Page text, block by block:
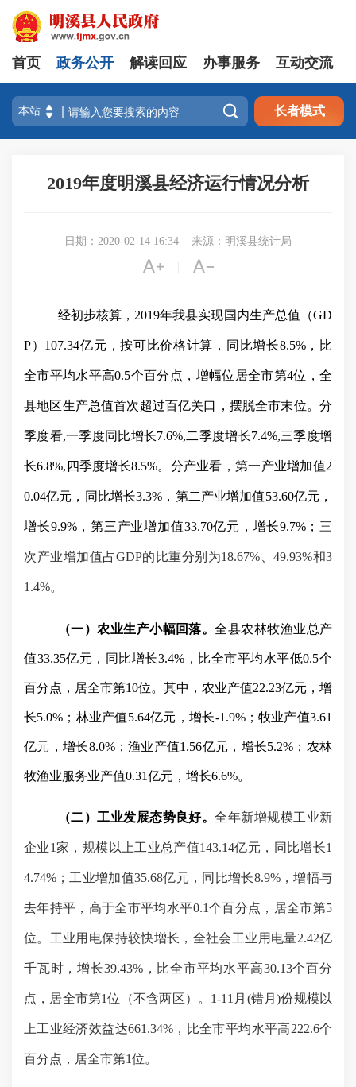
首页 政务公开 解读回应 办事服务 互动交流
 长者模式
2019年度明溪县经济运行情况分析
日期：2020-02-14 16:34 来源：明溪县统计局
 
经初步核算， 2019年我县实现国内生产总值（GD
P） 107.34亿元，按可比价格计算，同比增长8.5%，比
全市平均水平高0.5个百分点，增幅位居全市第4位，全
县地区生产总值首次超过百亿关口，摆脱全市末位。分
季度看,一季度同比增长7.6%,二季度增长7.4%,三季度增
长6.8%, 四季度增长8.5%。分产业看，第一产业增加值2
0.04亿元，同比增长3.3% ，第二产业增加值53.60亿元，
增长9.9%，第三产业增加值33.70亿元，增长9.7% ； 三
次产业增加值占GDP的比重分别为18.67% 49.93%和3
1.4%。
（一）农业生产小幅回落。全县农林牧渔业总产
值33.35亿元，同比增长3.4%，比全市平均水平低0.5个
百分点，居全市第10位。其中，农业产值22.23亿元，增
长5.0% ；林业产值5.64亿元，增长-1.9%；牧业产值3.61
亿元，增长8.0%；渔业产值1.56亿元，增长5.2% ；农林
牧渔业服务业产值0.31亿元，增长6.6%。
（二）工业发展态势良好。全年新增规模工业新
企业1家，规模以上工业总产值143.14亿元，同比增长1
4.74% ；工业增加值35.68亿元，同比增长8.9%，增幅与
去年持平，高于全市平均水平0.1个百分点，居全市第5
位。工业用电保持较快增长，全社会工业用电量2.42亿
千瓦时，增长39.43%，比全市平均水平高30.13个百分
点，居全市第1位（不含两区）。 1-11 月 (错月)份规模以
上工业经济效益达661.34%，比全市平均水平高222.6个
百分点，居全市第1位。